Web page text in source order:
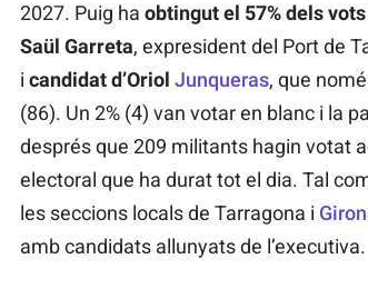
2027. Puig ha obtingut el 57% dels
Saül Garreta, expresident del Port de
i candidat d’Oriol Junqueras, que
(86). Un 2% (4) van votar en blanc i la
després que 209 militants hagin votat
electoral que ha durat tot el dia. Tal
les seccions locals de Tarragona i
amb candidats allunyats de l’executiva.